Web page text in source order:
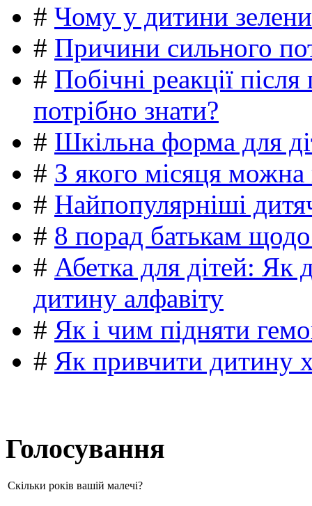
# Чому у дитини
# Причини сильного
# Побічні реакції
потрібно знати?
# Шкільна форма для
# З якого місяця можна
# Найпопулярніші
# 8 порад батькам
# Абетка для дітей: Як
дитину алфавіту
# Як і чим підняти
# Як привчити дитину
Голосування
Скільки років вашій малечі?